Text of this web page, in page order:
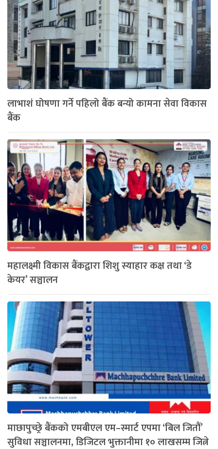
लाभाशं घोषणा गर्ने पहिलो बैंक बन्यो कामना सेवा विकास
बैंक
महालक्ष्मी विकास बैंकद्वारा शिशु स्याहार कक्ष तथा ‘डे
केयर’ सञ्चालन
माछापुच्छ्रे बैंकको एमबीएल एम–स्मार्ट एपमा ‘बिल जितौं’
सुविधा सञ्चालनमा, डिजिटल भुक्तानीमा १० लाखसम्म जित्ने